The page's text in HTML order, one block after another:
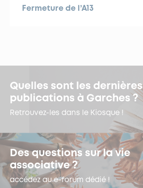
Fermeture de l’A13
Quelles sont les dernières
publications à Garches ?
Retrouvez-les dans le Kiosque !
Des questions sur la vie
associative ?
accédez au e-forum dédié !